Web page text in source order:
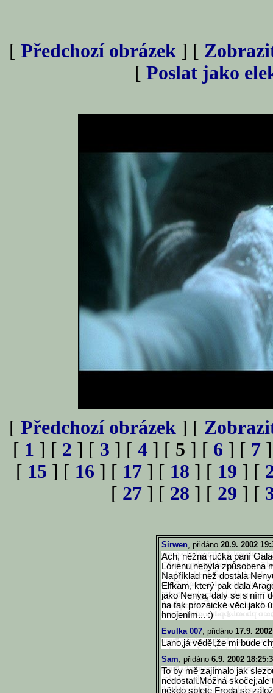
[ Předchozí obrázek ] [
[ Poslat jako
[ Předchozí obrázek ] [
[ 1 ] [ 2 ] [ 3 ] [ 4 ] [ 5 ] [ 6 ] [ 7
[ 15 ] [ 16 ] [ 17 ] [ 18 ] [ 19 ] [
[ 27 ] [ 28 ] [ 29 ] [
Sírwen, přidáno 20.9. 2002
Ach, něžná ručka paní
Lórienu nebyla způsobena
Například než dostala
Elfkam, který pak dala
jako Nenya, daly se s ním
na tak prozaické věci jako
hnojením... :)
Evulka 007, přidáno 17.9.
Lano,já věděl,že mi bude
Sam, přidáno 6.9. 2002
To by mě zajímalo jak
nedostali.Možná
někdo splete Froda se